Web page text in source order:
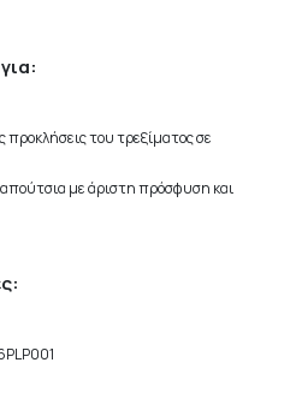
προκλήσεις του τρεξίματος σε
με άριστη πρόσφυση και